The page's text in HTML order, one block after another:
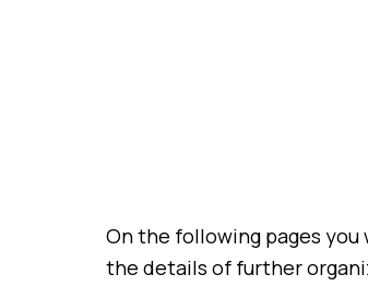
On the following pages
the details of further